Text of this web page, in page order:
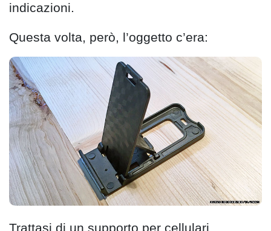
indicazioni.
Questa volta, però, l’oggetto c’era:
Trattasi di un supporto per cellulari